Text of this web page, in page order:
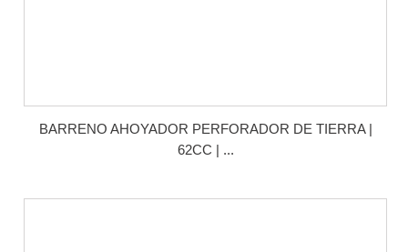
BARRENO AHOYADOR PERFORADOR DE TIERRA |
62CC | ...